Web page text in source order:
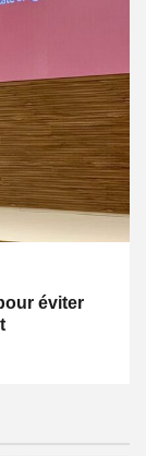
éviter